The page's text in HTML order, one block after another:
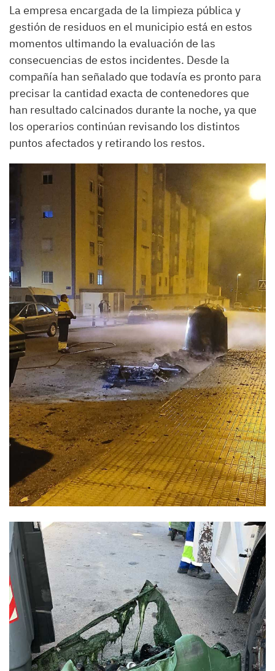
La empresa encargada de la limpieza pública y
gestión de residuos en el municipio está en estos
momentos ultimando la evaluación de las
consecuencias de estos incidentes. Desde la
compañía han señalado que todavía es pronto para
precisar la cantidad exacta de contenedores que
han resultado calcinados durante la noche, ya que
los operarios continúan revisando los distintos
puntos afectados y retirando los restos.